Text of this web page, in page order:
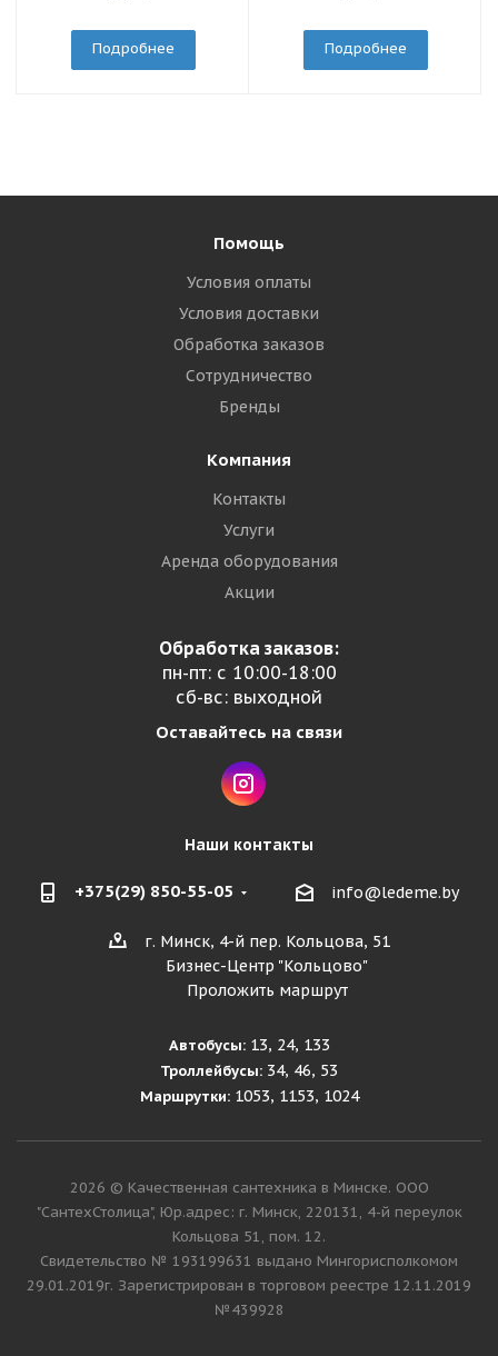
Подробнее Подробнее
Помощь
Условия оплаты
Условия доставки
Обработка заказов
Сотрудничество
Бренды
Компания
Контакты
Услуги
Аренда оборудования
Акции
Обработка заказов:
пн-пт: с 10:00-18:00
сб-вс: выходной
Оставайтесь на связи
Наши контакты
+375(29) 850-55-05 info@ledeme.by
г. Минск, 4-й пер. Кольцова, 51
Бизнес-Центр "Кольцово"
Проложить маршрут
Автобусы:13, 24, 133
Троллейбусы: 34, 46, 53
Маршрутки:1053, 1153, 1024
2026 © Качественная сантехника в Минске. ООО
"СантехСтолица", Юр.адрес: г. Минск, 220131, 4-й переулок
Кольцова 51, пом. 12.
Cвидетельство № 193199631 выдано Мингорисполкомом
29.01.2019г. Зарегистрирован в торговом реестре 12.11.2019
№439928